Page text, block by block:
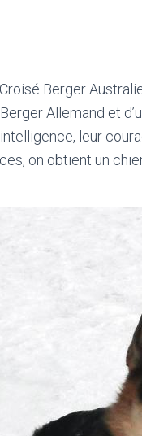
Berger
Berger Allemand et
leur
on obtient un